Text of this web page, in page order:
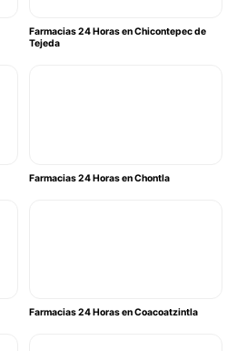
Farmacias 24 Horas en Chicontepec de
Tejeda
Farmacias 24 Horas en Chontla
Farmacias 24 Horas en Coacoatzintla